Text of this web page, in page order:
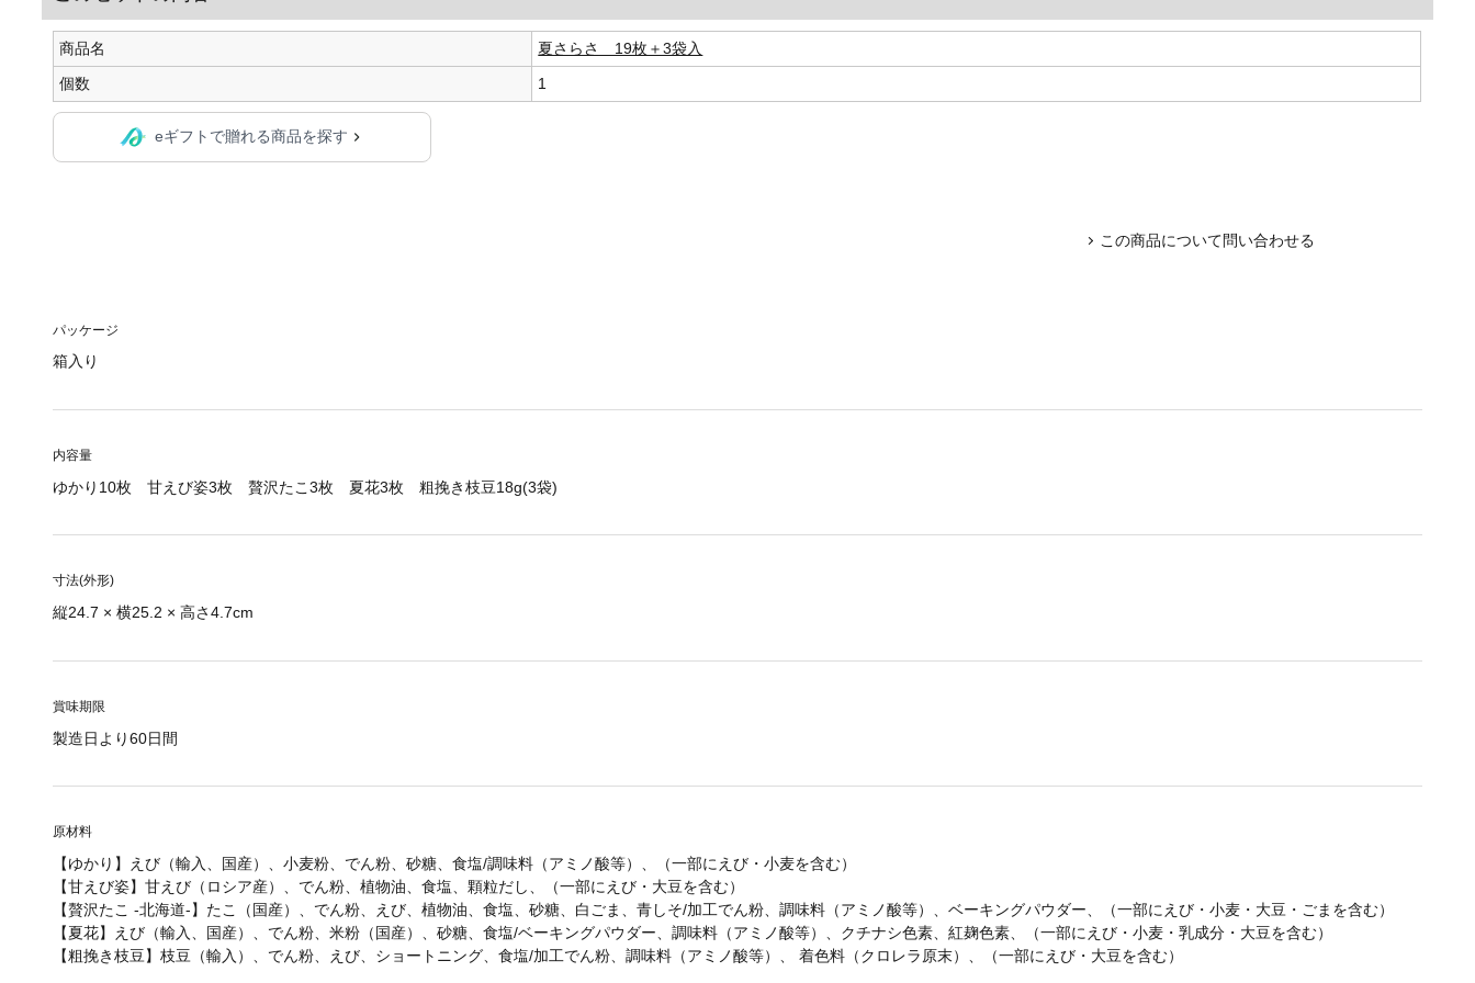
商品名
夏さらさ 19枚＋3袋入
個数
1
eギフトで贈れる商品を探す
この商品について問い合わせる
パッケージ
箱入り
内容量
ゆかり10枚 甘えび姿3枚 贅沢たこ3枚 夏花3枚 粗挽き枝豆18g(3袋)
寸法(外形)
縦24.7 × 横25.2 × 高さ4.7cm
賞味期限
製造日より60日間
原材料
【ゆかり】えび（輸入、国産）、小麦粉、でん粉、砂糖、食塩/調味料（アミノ酸等）、（一部にえび・小麦を含む）
【甘えび姿】甘えび（ロシア産）、でん粉、植物油、食塩、顆粒だし、（一部にえび・大豆を含む）
【贅沢たこ -北海道-】たこ（国産）、でん粉、えび、植物油、食塩、砂糖、白ごま、青しそ/加工でん粉、調味料（アミノ酸等）、ベーキングパウダー、（一部にえび・小麦・大豆・ごまを含む）
【夏花】えび（輸入、国産）、でん粉、米粉（国産）、砂糖、食塩/ベーキングパウダー、調味料（アミノ酸等）、クチナシ色素、紅麹色素、（一部にえび・小麦・乳成分・大豆を含む）
【粗挽き枝豆】枝豆（輸入）、でん粉、えび、ショートニング、食塩/加工でん粉、調味料（アミノ酸等）、 着色料（クロレラ原末）、（一部にえび・大豆を含む）